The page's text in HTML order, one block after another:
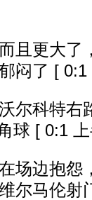
更大了
闷了 [
科特右
球 [ 0:1
边抱怨
尔马伦射